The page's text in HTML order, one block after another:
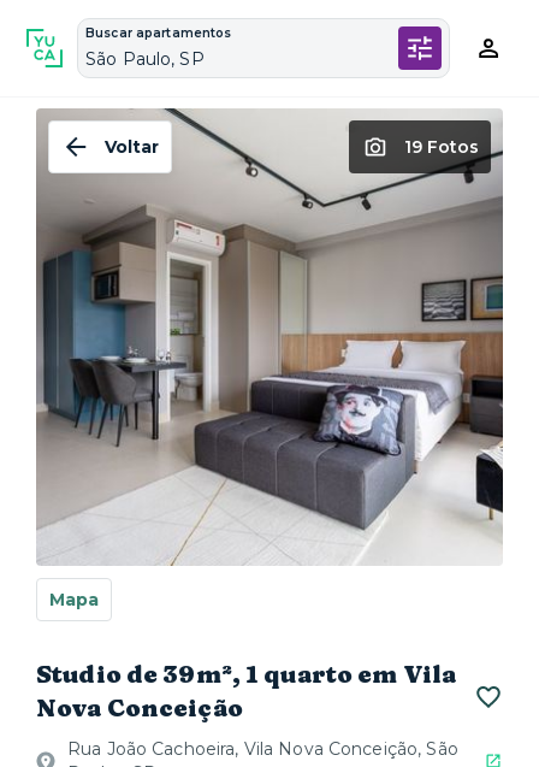
Buscar apartamentos
São Paulo, SP
Voltar 19 Fotos
Mapa
Studio de 39m², 1 quarto em Vila
Nova Conceição
Rua João Cachoeira, Vila Nova Conceição, São